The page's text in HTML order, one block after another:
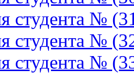
студента №
студента №
студента №